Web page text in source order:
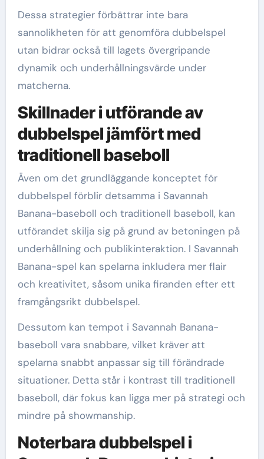
Dessa strategier förbättrar inte bara
sannolikheten för att genomföra dubbelspel
utan bidrar också till lagets övergripande
dynamik och underhållningsvärde under
matcherna.
Skillnader i utförande av
dubbelspel jämfört med
traditionell baseboll
Även om det grundläggande konceptet för
dubbelspel förblir detsamma i Savannah
Banana-baseboll och traditionell baseboll, kan
utförandet skilja sig på grund av betoningen på
underhållning och publikinteraktion. I Savannah
Banana-spel kan spelarna inkludera mer flair
och kreativitet, såsom unika firanden efter ett
framgångsrikt dubbelspel.
Dessutom kan tempot i Savannah Banana-
baseboll vara snabbare, vilket kräver att
spelarna snabbt anpassar sig till förändrade
situationer. Detta står i kontrast till traditionell
baseboll, där fokus kan ligga mer på strategi och
mindre på showmanship.
Noterbara dubbelspel i